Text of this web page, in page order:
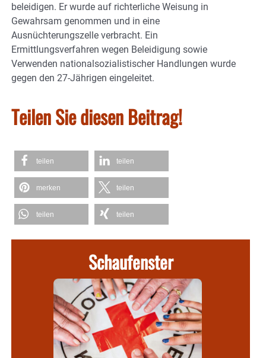
beleidigen. Er wurde auf richterliche Weisung in
Gewahrsam genommen und in eine
Ausnüchterungszelle verbracht. Ein
Ermittlungsverfahren wegen Beleidigung sowie
Verwenden nationalsozialistischer Handlungen wurde
gegen den 27-Jährigen eingeleitet.
Teilen Sie diesen Beitrag!
teilen teilen
merken teilen
teilen teilen
Schaufenster